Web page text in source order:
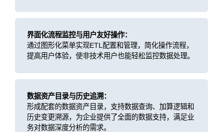
界面化流程监控与用户友好操作：
通过图形化菜单实现ETL配置和管理，简化操作流程，
提高用户体验，使非技术用户也能轻松监控数据处理。
数据资产目录与历史追溯：
形成配套的数据资产目录，支持数据查询、加算逻辑和
历史变更溯源，为企业提供了全面的数据支持，满足业
务对数据深度分析的需求。